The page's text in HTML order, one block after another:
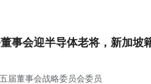
事会迎半导体老将，新加坡
届董事会战略委员会委员